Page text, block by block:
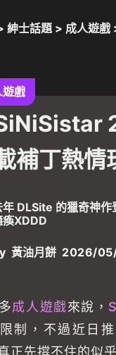
紳士話題> 成人遊戲
遊戲
補丁熱情
年 DLSite 的獵奇神
瘓XDDD
黃油月餅 2026/
成人遊戲來說，
制，不過近日